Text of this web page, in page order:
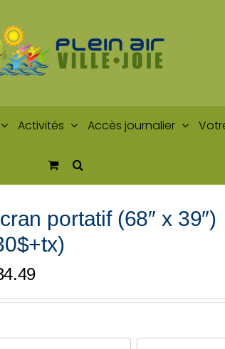
Activités Accès journalier
portatif (68″ x 39″)